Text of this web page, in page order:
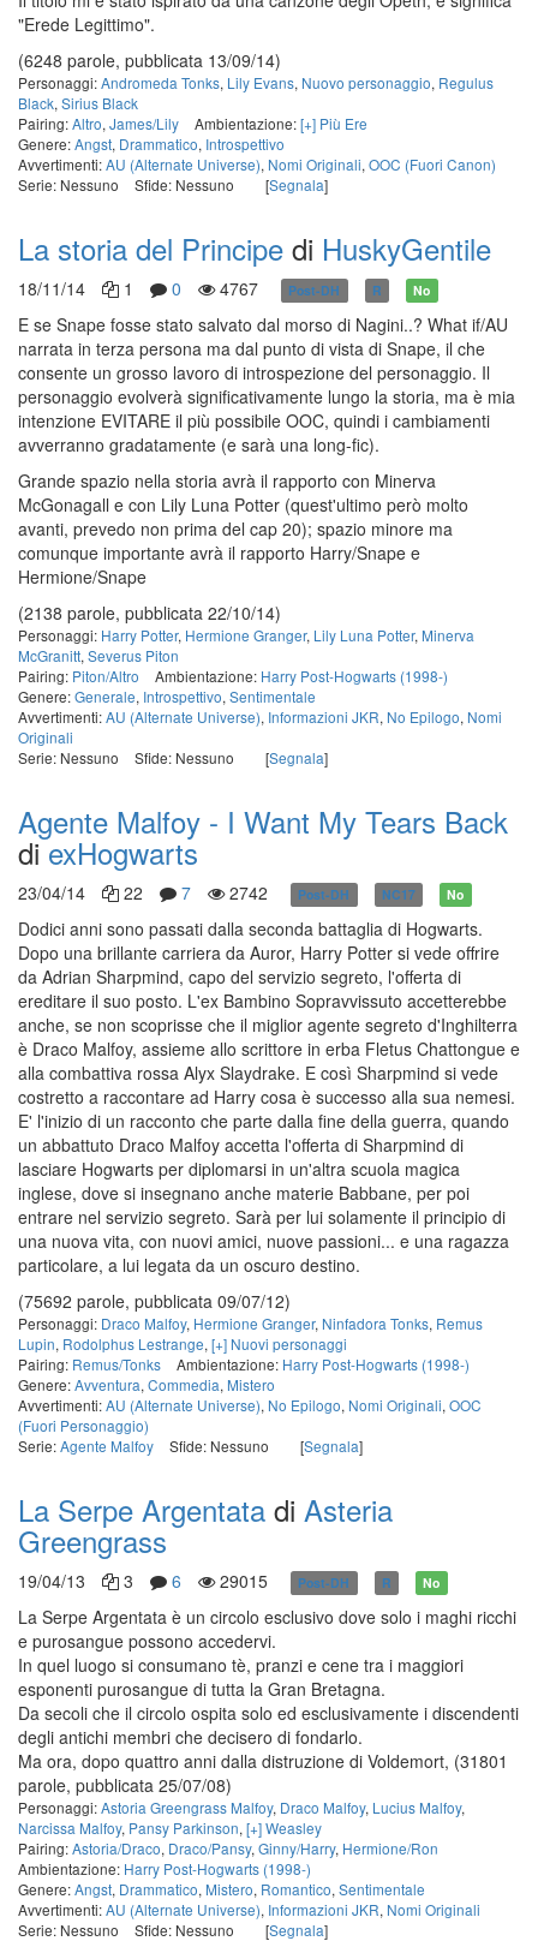
"Erede Legittimo".
(6248 parole, pubblicata 13/09/14)
Personaggi:Andromeda Tonks, Lily Evans, Nuovo personaggio, Regulus
Black, Sirius Black
Pairing:Altro, James/Lily Ambientazione:[+] Più Ere
Genere:Angst, Drammatico, Introspettivo
Avvertimenti:AU (Alternate Universe), Nomi Originali, OOC (Fuori Canon)
Serie: Nessuno
Sfide: Nessuno [Segnala]
La storia del Principe di HuskyGentile
18/11/14 1 0 4767 Post-DH R No
E se Snape fosse stato salvato dal morso di Nagini..? What if/AU
narrata in terza persona ma dal punto di vista di Snape, il che
consente un grosso lavoro di introspezione del personaggio. Il
personaggio evolverà significativamente lungo la storia, ma è mia
intenzione EVITARE il più possibile OOC, quindi i cambiamenti
avverranno gradatamente (e sarà una long-fic).
Grande spazio nella storia avrà il rapporto con Minerva
McGonagall e con Lily Luna Potter (quest'ultimo però molto
avanti, prevedo non prima del cap 20); spazio minore ma
comunque importante avrà il rapporto Harry/Snape e
Hermione/Snape
(2138 parole, pubblicata 22/10/14)
Personaggi: Harry Potter, Hermione Granger, Lily Luna Potter, Minerva
McGranitt, Severus Piton
Pairing: Piton/Altro Ambientazione: Harry Post-Hogwarts (1998-)
Genere:Generale, Introspettivo, Sentimentale
Avvertimenti:AU (Alternate Universe), Informazioni JKR, No Epilogo, Nomi
Originali
Serie: Nessuno
Sfide: Nessuno [Segnala]
Agente Malfoy - I Want My Tears Back
diexHogwarts
23/04/14 22 7 2742 Post-DH NC17 No
Dodici anni sono passati dalla seconda battaglia di Hogwarts.
Dopo una brillante carriera da Auror, Harry Potter si vede offrire
da Adrian Sharpmind, capo del servizio segreto, l'offerta di
ereditare il suo posto. L'ex Bambino Sopravvissuto accetterebbe
anche, se non scoprisse che il miglior agente segreto d'Inghilterra
è Draco Malfoy, assieme allo scrittore in erba Fletus Chattongue e
alla combattiva rossa Alyx Slaydrake. E così Sharpmind si vede
costretto a raccontare ad Harry cosa è successo alla sua nemesi.
E' l'inizio di un racconto che parte dalla fine della guerra, quando
un abbattuto Draco Malfoy accetta l'offerta di Sharpmind di
lasciare Hogwarts per diplomarsi in un'altra scuola magica
inglese, dove si insegnano anche materie Babbane, per poi
entrare nel servizio segreto. Sarà per lui solamente il principio di
una nuova vita, con nuovi amici, nuove passioni... e una ragazza
particolare, a lui legata da un oscuro destino.
(75692 parole, pubblicata 09/07/12)
Personaggi: Draco Malfoy, Hermione Granger, Ninfadora Tonks, Remus
Lupin, Rodolphus Lestrange, [+] Nuovi personaggi
Pairing: Remus/Tonks Ambientazione: Harry Post-Hogwarts (1998-)
Genere:Avventura, Commedia, Mistero
Avvertimenti:AU (Alternate Universe), No Epilogo, Nomi Originali, OOC
(Fuori Personaggio)
Serie:Agente Malfoy Sfide: Nessuno [Segnala]
La Serpe Argentata di Asteria
Greengrass
19/04/13 3 6 29015 Post-DH R No
La Serpe Argentata è un circolo esclusivo dove solo i maghi ricchi
e purosangue possono accedervi.
In quel luogo si consumano tè, pranzi e cene tra i maggiori
esponenti purosangue di tutta la Gran Bretagna.
Da secoli che il circolo ospita solo ed esclusivamente i discendenti
degli antichi membri che decisero di fondarlo.
Ma ora, dopo quattro anni dalla distruzione di Voldemort, (31801
parole, pubblicata 25/07/08)
Personaggi:Astoria Greengrass Malfoy, Draco Malfoy, Lucius Malfoy,
Narcissa Malfoy, Pansy Parkinson, [+] Weasley
Pairing:Astoria/Draco, Draco/Pansy, Ginny/Harry, Hermione/Ron
Ambientazione: Harry Post-Hogwarts (1998-)
Genere:Angst, Drammatico, Mistero, Romantico, Sentimentale
Avvertimenti:AU (Alternate Universe), Informazioni JKR, Nomi Originali
Serie: Nessuno
Sfide: Nessuno [Segnala]